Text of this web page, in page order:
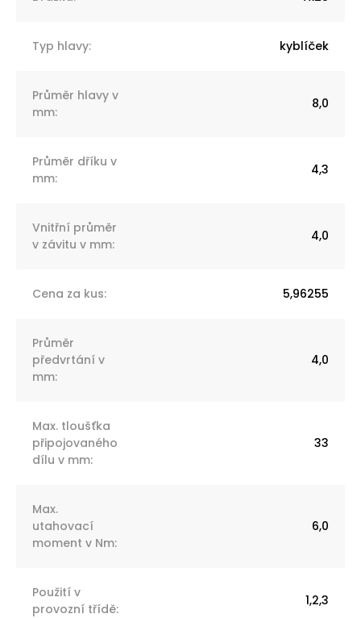
Typ hlavy: kyblíček
Průměr hlavy v
mm:
8,0
Průměr dříku v
mm:
4,3
Vnitřní průměr
v závitu v mm:
4,0
Cena za kus: 5,96255
Průměr
předvrtání v
mm:
4,0
Max. tloušťka
připojovaného
dílu v mm:
33
Max.
utahovací
moment v Nm:
6,0
Použití v
provozní třídě:
1,2,3